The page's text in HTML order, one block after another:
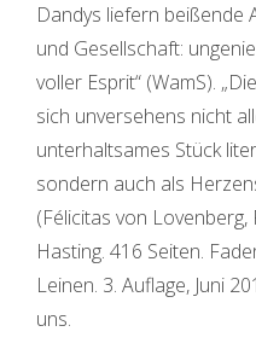
Dandys liefern beißende
und Gesellschaft:
voller Esprit“ (WamS).
sich unversehens nicht
unterhaltsames Stück
sondern auch als
(Félicitas von
Hasting. 416 Seiten.
Leinen. 3. Auflage, Juni
uns.